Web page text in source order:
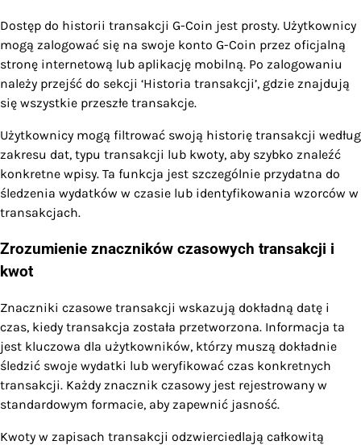
Dostęp do historii transakcji G-Coin jest prosty. Użytkownicy
mogą zalogować się na swoje konto G-Coin przez oficjalną
stronę internetową lub aplikację mobilną. Po zalogowaniu
należy przejść do sekcji ‘Historia transakcji’, gdzie znajdują
się wszystkie przeszłe transakcje.
Użytkownicy mogą filtrować swoją historię transakcji według
zakresu dat, typu transakcji lub kwoty, aby szybko znaleźć
konkretne wpisy. Ta funkcja jest szczególnie przydatna do
śledzenia wydatków w czasie lub identyfikowania wzorców w
transakcjach.
Zrozumienie znaczników czasowych transakcji i
kwot
Znaczniki czasowe transakcji wskazują dokładną datę i
czas, kiedy transakcja została przetworzona. Informacja ta
jest kluczowa dla użytkowników, którzy muszą dokładnie
śledzić swoje wydatki lub weryfikować czas konkretnych
transakcji. Każdy znacznik czasowy jest rejestrowany w
standardowym formacie, aby zapewnić jasność.
Kwoty w zapisach transakcji odzwierciedlają całkowitą